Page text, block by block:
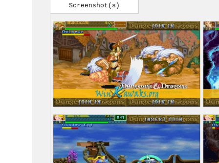
Screenshot(s)